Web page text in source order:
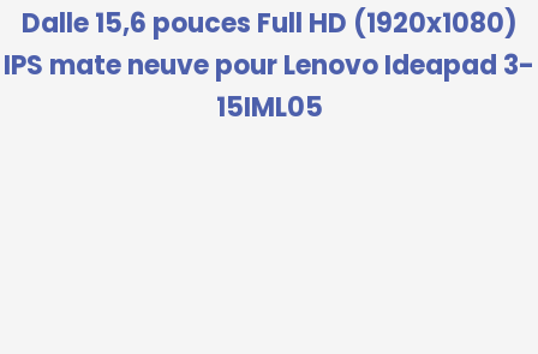
Dalle 15,6 pouces Full HD (1920x1080)
IPS mate neuve pour Lenovo Ideapad 3-
15IML05